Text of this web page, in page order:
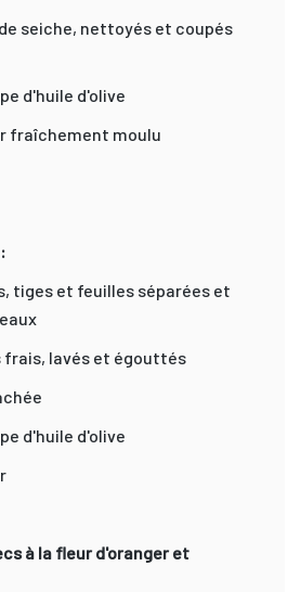
seiche, nettoyés et coupés
d'huile d'olive
fraîchement moulu
tiges et feuilles séparées et
frais, lavés et égouttés
d'huile d'olive
à la fleur d'oranger et